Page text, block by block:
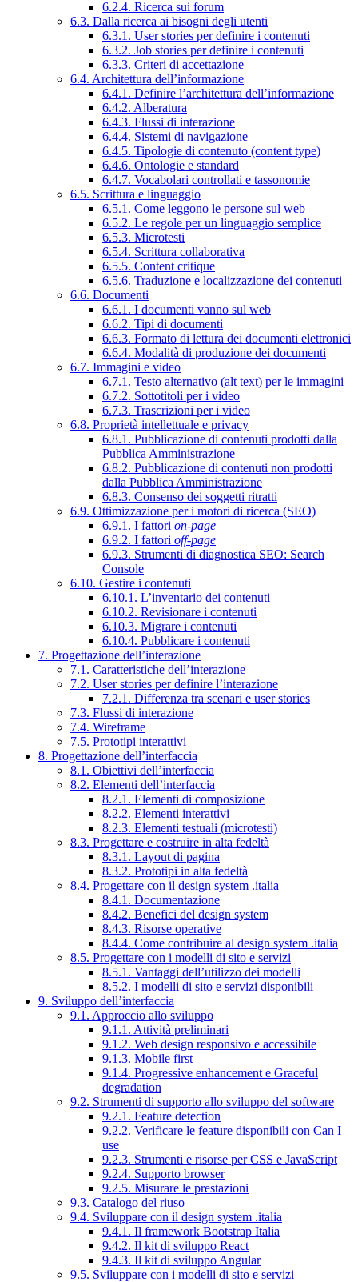
6.2.4. Ricerca sui forum
6.3. Dalla ricerca ai bisogni degli utenti
6.3.1. User stories per definire i contenuti
6.3.2. Job stories per definire i contenuti
6.3.3. Criteri di accettazione
6.4. Architettura dell’informazione
6.4.1. Definire l’architettura dell’informazione
6.4.2. Alberatura
6.4.3. Flussi di interazione
6.4.4. Sistemi di navigazione
6.4.5. Tipologie di contenuto (content type)
6.4.6. Ontologie e standard
6.4.7. Vocabolari controllati e tassonomie
6.5. Scrittura e linguaggio
6.5.1. Come leggono le persone sul web
6.5.2. Le regole per un linguaggio semplice
6.5.3. Microtesti
6.5.4. Scrittura collaborativa
6.5.5. Content critique
6.5.6. Traduzione e localizzazione dei contenuti
6.6. Documenti
6.6.1. I documenti vanno sul web
6.6.2. Tipi di documenti
6.6.3. Formato di lettura dei documenti elettronici
6.6.4. Modalità di produzione dei documenti
6.7. Immagini e video
6.7.1. Testo alternativo (alt text) per le immagini
6.7.2. Sottotitoli per i video
6.7.3. Trascrizioni per i video
6.8. Proprietà intellettuale e privacy
6.8.1. Pubblicazione di contenuti prodotti dalla
Pubblica Amministrazione
6.8.2. Pubblicazione di contenuti non prodotti
dalla Pubblica Amministrazione
6.8.3. Consenso dei soggetti ritratti
6.9. Ottimizzazione per i motori di ricerca (SEO)
6.9.1. I fattori on-page
6.9.2. I fattori off-page
6.9.3. Strumenti di diagnostica SEO: Search
Console
6.10. Gestire i contenuti
6.10.1. L’inventario dei contenuti
6.10.2. Revisionare i contenuti
6.10.3. Migrare i contenuti
6.10.4. Pubblicare i contenuti
7. Progettazione dell’interazione
7.1. Caratteristiche dell’interazione
7.2. User stories per definire l’interazione
7.2.1. Differenza tra scenari e user stories
7.3. Flussi di interazione
7.4. Wireframe
7.5. Prototipi interattivi
8. Progettazione dell’interfaccia
8.1. Obiettivi dell’interfaccia
8.2. Elementi dell’interfaccia
8.2.1. Elementi di composizione
8.2.2. Elementi interattivi
8.2.3. Elementi testuali (microtesti)
8.3. Progettare e costruire in alta fedeltà
8.3.1. Layout di pagina
8.3.2. Prototipi in alta fedeltà
8.4. Progettare con il design system .italia
8.4.1. Documentazione
8.4.2. Benefici del design system
8.4.3. Risorse operative
8.4.4. Come contribuire al design system .italia
8.5. Progettare con i modelli di sito e servizi
8.5.1. Vantaggi dell’utilizzo dei modelli
8.5.2. I modelli di sito e servizi disponibili
9. Sviluppo dell’interfaccia
9.1. Approccio allo sviluppo
9.1.1. Attività preliminari
9.1.2. Web design responsivo e accessibile
9.1.3. Mobile first
9.1.4. Progressive enhancement e Graceful
degradation
9.2. Strumenti di supporto allo sviluppo del software
9.2.1. Feature detection
9.2.2. Verificare le feature disponibili con Can I
use
9.2.3. Strumenti e risorse per CSS e JavaScript
9.2.4. Supporto browser
9.2.5. Misurare le prestazioni
9.3. Catalogo del riuso
9.4. Sviluppare con il design system .italia
9.4.1. Il framework Bootstrap Italia
9.4.2. Il kit di sviluppo React
9.4.3. Il kit di sviluppo Angular
9.5. Sviluppare con i modelli di sito e servizi